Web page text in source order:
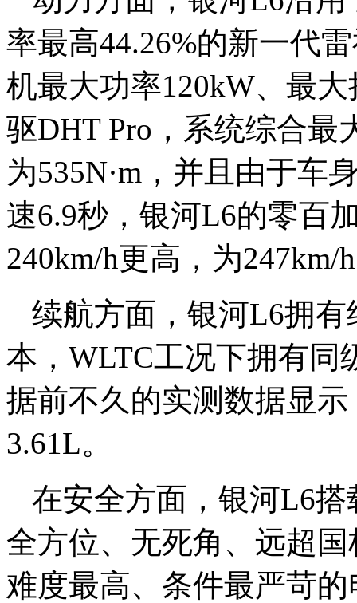
率最高44.26%的新一代
机最大功率120kW、最
驱DHT Pro，系统综合最
为535N·m，并且由于车
速6.9秒，银河L6的零百
240km/h更高，为247km/
续航方面，银河L6拥有
本，WLTC工况下拥有同
据前不久的实测数据显
3.61L。
在安全方面，银河L6
全方位、无死角、远超
难度最高、条件最严苛